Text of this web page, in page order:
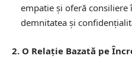
empatie și oferă
demnitatea și
2. O Relație Bazată pe